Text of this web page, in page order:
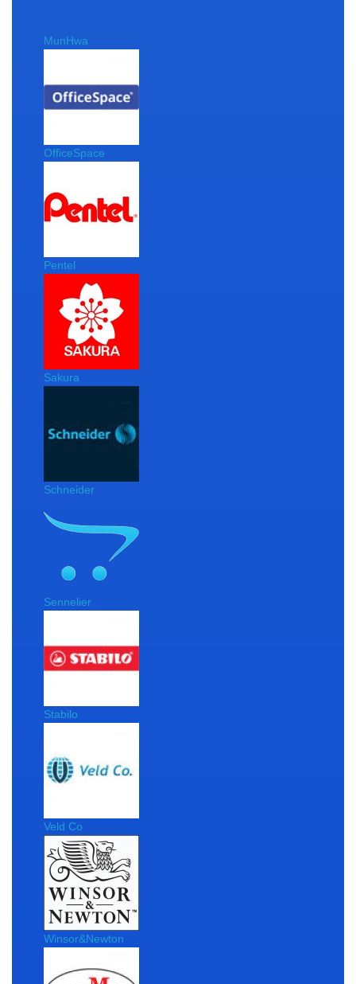
MunHwa
OfficeSpace
Pentel
Sakura
Schneider
Sennelier
Stabilo
Veld Co
Winsor&Newton